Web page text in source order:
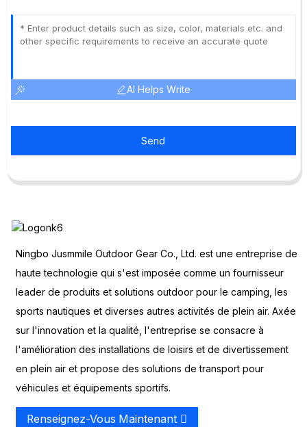
AI Helps Write
Send
Ningbo Jusmmile Outdoor Gear Co., Ltd. est une entreprise de
haute technologie qui s'est imposée comme un fournisseur
leader de produits et solutions outdoor pour le camping, les
sports nautiques et diverses autres activités de plein air. Axée
sur l'innovation et la qualité, l'entreprise se consacre à
l'amélioration des installations de loisirs et de divertissement
en plein air et propose des solutions de transport pour
véhicules et équipements sportifs.
Renseignez-Vous Maintenant